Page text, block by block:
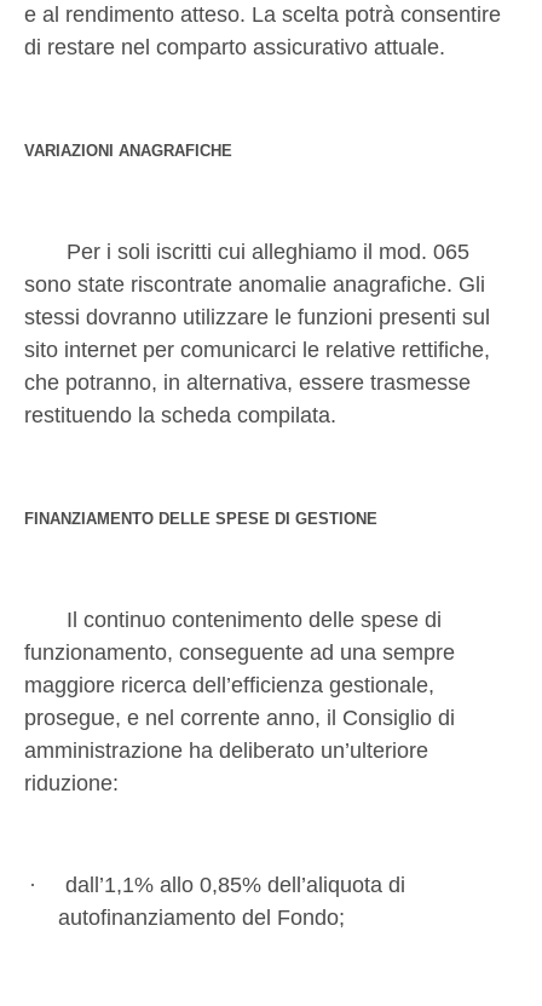
e al rendimento atteso. La scelta potrà consentire
di restare nel comparto assicurativo attuale.
VARIAZIONI ANAGRAFICHE
Per i soli iscritti cui alleghiamo il mod. 065
sono state riscontrate anomalie anagrafiche. Gli
stessi dovranno utilizzare le funzioni presenti sul
sito internet per comunicarci le relative rettifiche,
che potranno, in alternativa, essere trasmesse
restituendo la scheda compilata.
FINANZIAMENTO DELLE SPESE DI GESTIONE
Il continuo contenimento delle spese di
funzionamento, conseguente ad una sempre
maggiore ricerca dell’efficienza gestionale,
prosegue, e nel corrente anno, il Consiglio di
amministrazione ha deliberato un’ulteriore
riduzione:
·
dall’1,1% allo 0,85% dell’aliquota di
autofinanziamento del Fondo;